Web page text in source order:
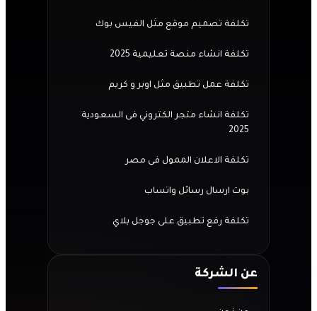
تكلفة تصميم موقع مثل الفيس بوك
تكلفة انشاء منصة تعليمية 2025
تكلفة عمل تطبيق مثل اوبر و كريم
تكلفة انشاء متجر الكتروني فى السعودية
2025
تكلفة الاعلان الممول فى مصر
بوت ارسال رسائل واتساب
تكلفة رفع تطبيق على جوجل بلاي
عن الشركة